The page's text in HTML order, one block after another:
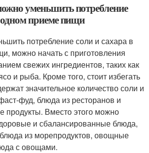
уменьшить потребление
приеме пищи
потребление соли и сахара в
можно начать с приготовления
свежих ингредиентов, таких как
и рыба. Кроме того, стоит избегать
значительное количество соли и
фуд, блюда из ресторанов и
продукты. Вместо этого можно
и сбалансированные блюда,
из морепродуктов, овощные
с овощами.